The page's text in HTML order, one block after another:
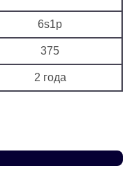
6s1p
375
2 года